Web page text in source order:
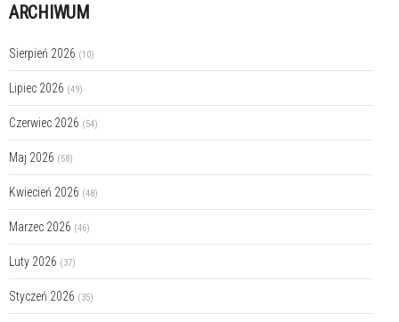
ARCHIWUM
Sierpień 2026 (10)
Lipiec 2026 (49)
Czerwiec 2026 (54)
Maj 2026 (58)
Kwiecień 2026 (48)
Marzec 2026 (46)
Luty 2026 (37)
Styczeń 2026 (35)